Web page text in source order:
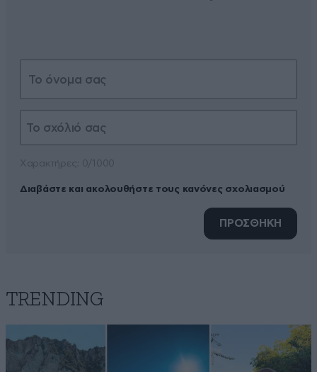
Διαβάστε και ακολουθήστε τους κανόνες σχολιασμού
ΠΡΟΣΘΗΚΗ
TRENDING